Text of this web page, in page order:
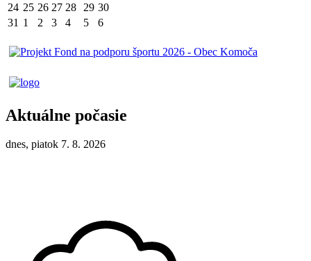
24 25 26 27 28 29 30
31 1 2 3 4 5 6
Aktuálne počasie
dnes, piatok 7. 8. 2026